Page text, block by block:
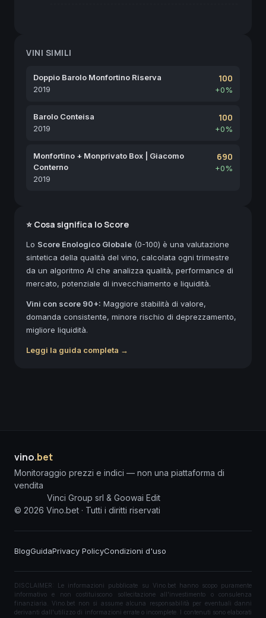
VINI SIMILI
Doppio Barolo Monfortino Riserva
2019
100
+0%
Barolo Conteisa
2019
100
+0%
Monfortino + Monprivato Box | Giacomo
Conterno
2019
690
+0%
⭐ Cosa significa lo Score
Lo Score Enologico Globale (0-100) è una valutazione
sintetica della qualità del vino, calcolata ogni trimestre
da un algoritmo AI che analizza qualità, performance di
mercato, potenziale di invecchiamento e liquidità.
Vini con score 90+: Maggiore stabilità di valore,
domanda consistente, minore rischio di deprezzamento,
migliore liquidità.
Leggi la guida completa →
vino.bet
Monitoraggio prezzi e indici — non una piattaforma di
vendita
Vinci Group srl & Goowai Edit
© 2026 Vino.bet · Tutti i diritti riservati
BlogGuidaPrivacy PolicyCondizioni d'uso
DISCLAIMER: Le informazioni pubblicate su Vino.bet hanno scopo puramente
informativo e non costituiscono sollecitazione all'investimento o consulenza
finanziaria. Vino.bet non si assume alcuna responsabilità per eventuali danni
derivanti dall'utilizzo di informazioni errate o incomplete. I contenuti sono elaborati